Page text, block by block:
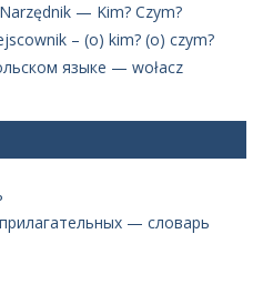
— Kim? Czym?
– (o) kim? (o) czym?
языке — wołacz
— словарь